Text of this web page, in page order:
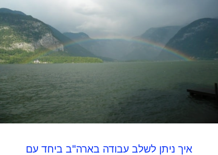
איך ניתן לשלב עבודה בארה"ב ביחד עם